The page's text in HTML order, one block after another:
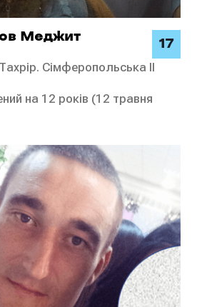
Меджит
17
Сімферопольська ІI
на 12 років (12 травня